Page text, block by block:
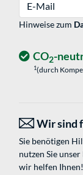
Hinweise zum
CO2-
1(durch
Wir sind
Sie benötigen
nutzen Sie unser
wir helfen Ihnen!